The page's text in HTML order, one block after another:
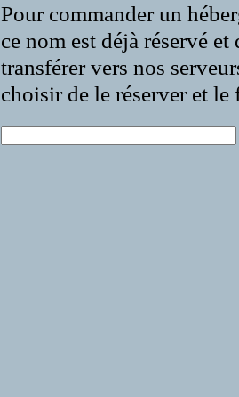
Pour commander un
ce nom est déjà réservé
transférer vers nos
choisir de le réserver et